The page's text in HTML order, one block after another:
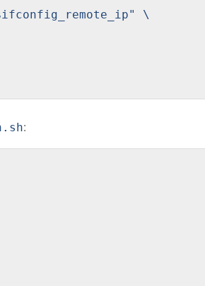
\
: